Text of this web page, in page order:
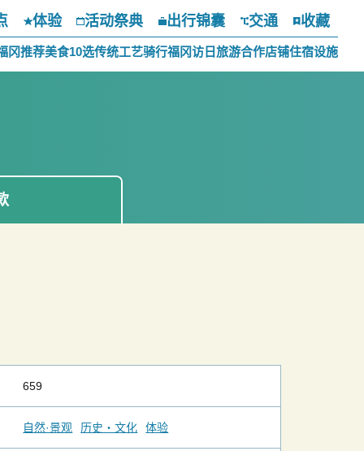
体验 活动祭典 出行锦囊 交通 收藏
冈推荐美食10选传统工艺骑行福冈访日旅游合作店铺住宿设施
659
自然·景观 历史・文化 体验